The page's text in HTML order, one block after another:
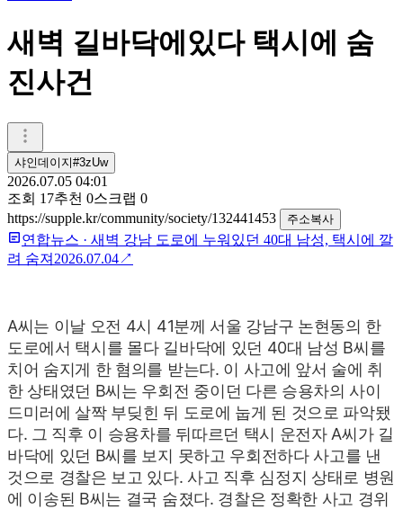
새벽 길바닥에있다 택시에 숨
진사건
샤인데이지#3zUw
2026.07.05 04:01
조회 17추천 0스크랩 0
https://supple.kr/community/society/132441453
주소복사
연합뉴스 · 새벽 강남 도로에 누워있던 40대 남성, 택시에 깔
려 숨져 2026.07.04↗
A씨는 이날 오전 4시 41분께 서울 강남구 논현동의 한
도로에서 택시를 몰다 길바닥에 있던 40대 남성 B씨를
치어 숨지게 한 혐의를 받는다. 이 사고에 앞서 술에 취
한 상태였던 B씨는 우회전 중이던 다른 승용차의 사이
드미러에 살짝 부딪힌 뒤 도로에 눕게 된 것으로 파악됐
다. 그 직후 이 승용차를 뒤따르던 택시 운전자 A씨가 길
바닥에 있던 B씨를 보지 못하고 우회전하다 사고를 낸
것으로 경찰은 보고 있다. 사고 직후 심정지 상태로 병원
에 이송된 B씨는 결국 숨졌다. 경찰은 정확한 사고 경위